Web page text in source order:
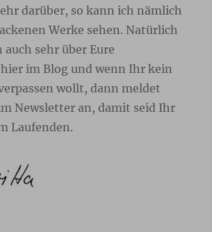
darüber, so kann ich nämlich
Werke sehen. Natürlich
sehr über Eure
im Blog und wenn Ihr kein
wollt, dann meldet
Newsletter an, damit seid Ihr
Laufenden.